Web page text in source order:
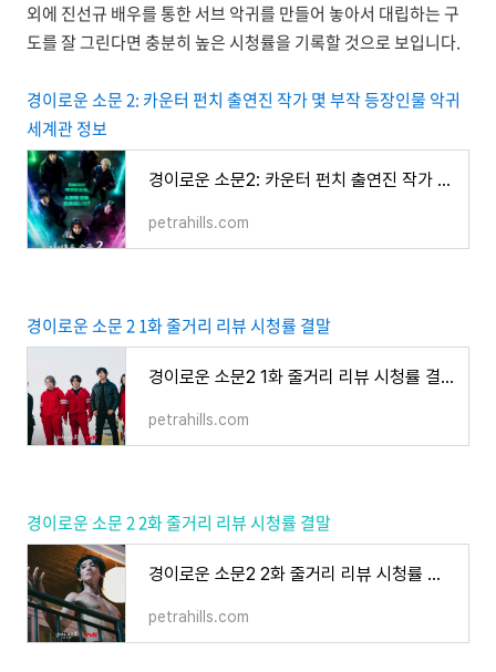
외에 진선규 배우를 통한 서브 악귀를 만들어 놓아서 대립하는 구
도를 잘 그린다면 충분히 높은 시청률을 기록할 것으로 보입니다.
경이로운 소문 2: 카운터 펀치 출연진 작가 몇 부작 등장인물 악귀
세계관 정보
경이로운 소문2: 카운터 펀치 출연진 작가 몇부작 등장인물 악귀 세계관 정보
petrahills.com
경이로운 소문 2 1화 줄거리 리뷰 시청률 결말
경이로운 소문2 1화 줄거리 리뷰 시청률 결말
petrahills.com
경이로운 소문 2 2화 줄거리 리뷰 시청률 결말
경이로운 소문2 2화 줄거리 리뷰 시청률 결말
petrahills.com